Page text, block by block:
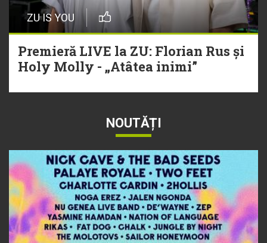
ZU IS YOU
Premieră LIVE la ZU: Florian Rus și
Holy Molly - „Atâtea inimi”
NOUTĂȚI